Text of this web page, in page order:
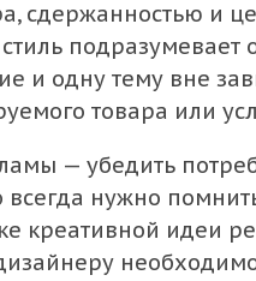
сдержанностью и
подразумевает
и одну тему вне
товара или
— убедить
всегда нужно
креативной идеи